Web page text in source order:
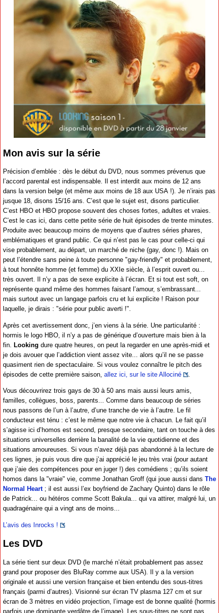
Mon avis sur la série
Précision d’emblée : dès le début du DVD, nous sommes prévenus que
l’accord parental est indispensable. Il est interdit aux moins de 12 ans
dans la version belge (et même aux moins de 18 aux USA !). Je n’irais pas
jusque 18, disons 15/16 ans. C’est que le sujet est, disons particulier.
C’est HBO et HBO propose souvent des choses fortes, adultes et vraies.
C’est le cas ici, dans cette petite série de huit épisodes de trente minutes.
Produite avec beaucoup moins de moyens que d’autres séries phares,
emblématiques et grand public. Ce qui n’est pas le cas pour celle-ci qui
vise probablement, au départ, un marché de niche (gay, donc !). Mais on
peut l’étendre sans peine à toute personne "gay-friendly" et probablement,
à tout honnête homme (et femme) du XXIe siècle, à l’esprit ouvert ou...
très ouvert. Il n’y a pas de sexe explicite à l’écran. Et si tout est soft, on
représente quand même des hommes faisant l’amour, s’embrassant...
mais surtout avec un langage parfois cru et lui explicite ! Raison pour
laquelle, je dirais : "série pour public averti !".
Après cet avertissement donc, j’en viens à la série. Une particularité :
hormis le logo HBO, il n’y a pas de générique d’ouverture mais bien à la
fin.
Looking dure quatre heures, on peut la regarder en une après-midi et
je dois avouer que l’addiction vient assez vite... alors qu’il ne se passe
quasiment rien de spectaculaire. Si vous voulez connaître le pitch des
épisodes de cette première saison, allez ici, sur le site Allociné
Vous découvrirez trois gays de 30 à 50 ans mais aussi leurs amis,
familles, collègues, boss, parents... Comme dans beaucoup de séries
nous passons de l’un à l’autre, d’une tranche de vie à l’autre. Le fil
conducteur est ténu : c’est le même que notre vie à chacun. Le fait qu’il
s’agisse ici d’homos est second, presque secondaire, tant on touche à des
situations universelles derrière la banalité de la vie quotidienne et des
situations amoureuses. Si vous n’avez déjà pas abandonné à la lecture de
ces lignes, je puis vous dire que j’ai apprécié le jeu très vrai (pour autant
que j’aie des compétences pour en juger !) des comédiens ; qu’ils soient
homos dans la "vraie" vie, comme Jonathan Groff (qui joue aussi dans The
Normal Heart; il est aussi l’ex boyfriend de Zachary Quinto) dans le rôle
de Patrick... ou hétéros comme Scott Bakula... qui va attirer, malgré lui, un
quadragénaire qui a vingt ans de moins...
L’avis des Inrocks !
Les DVD
La série tient sur deux DVD (le marché n’était probablement pas assez
grand pour proposer des BluRay comme aux USA). Il y a la version
originale et aussi une version française et bien entendu des sous-titres
français (parmi d’autres). Visionné sur écran TV plasma 127 cm et sur
écran de 3 mètres en vidéo projection, l’image est de bonne qualité (hormis
parfois une dominante verdâtre de l’image). Les sous-titres ne sont pas